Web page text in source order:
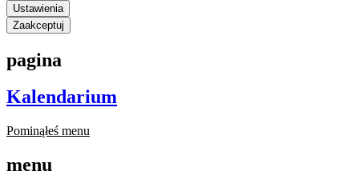
Ustawienia
Zaakceptuj
pagina
Kalendarium
Pominąłeś menu
menu